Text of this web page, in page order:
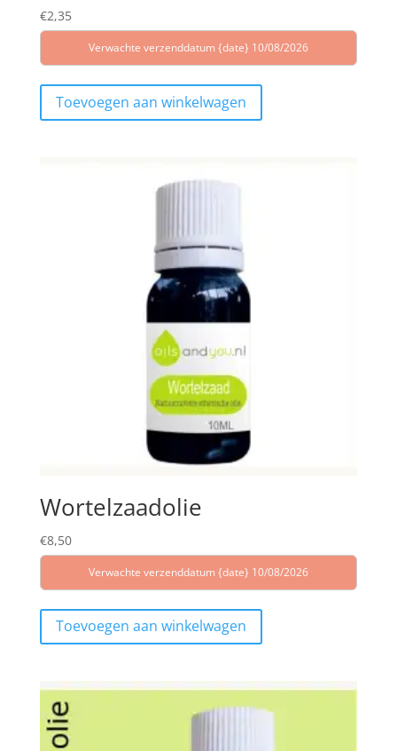
€2,35
Verwachte verzenddatum {date} 10/08/2026
Toevoegen aan winkelwagen
Wortelzaadolie
€8,50
Verwachte verzenddatum {date} 10/08/2026
Toevoegen aan winkelwagen